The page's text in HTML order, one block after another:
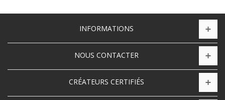
INFORMATIONS
NOUS CONTACTER
CRÉATEURS CERTIFIÉS